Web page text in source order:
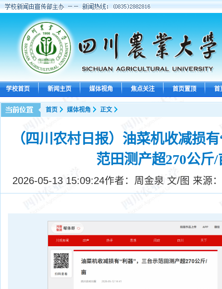
学校首页 新闻主页 媒体视角 焦点关注 首页置顶 首
首页 媒体视角 正文
（四川农村日报）油菜机收减损
范田测产超270公斤/
2026-05-13 15:09:24作者：周金泉 文/图 来源